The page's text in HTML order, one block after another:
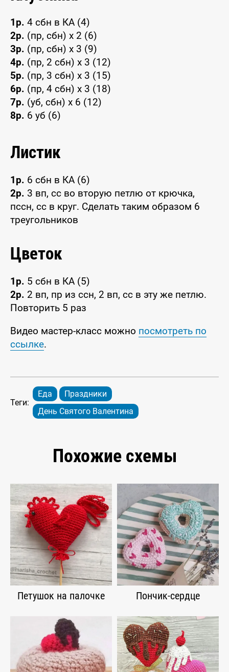
1р. 4 сбн в КА (4)
2р. (пр, сбн) x 2 (6)
3р. (пр, сбн) x 3 (9)
4р. (пр, 2 сбн) x 3 (12)
5р. (пр, 3 сбн) x 3 (15)
6р. (пр, 4 сбн) x 3 (18)
7р. (уб, сбн) x 6 (12)
8р. 6 уб (6)
Листик
1р. 6 сбн в КА (6)
2р. 3 вп, сс во вторую петлю от крючка,
пссн, сс в круг. Сделать таким образом 6
треугольников
Цветок
1р. 5 сбн в КА (5)
2р. 2 вп, пр из ссн, 2 вп, сс в эту же петлю.
Повторить 5 раз
Видео мастер-класс можно посмотреть по
ссылке.
Теги:
Еда
Праздники
День Святого Валентина
Похожие схемы
Петушок на палочке Пончик-сердце